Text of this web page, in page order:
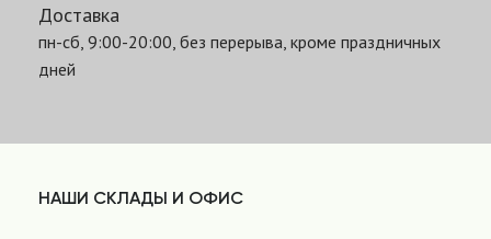
Доставка
пн-сб, 9:00-20:00, без перерыва, кроме праздничных
дней
НАШИ СКЛАДЫ И ОФИС